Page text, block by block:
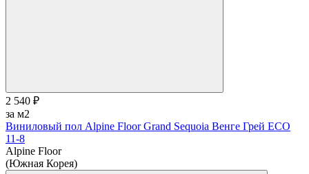
2 540 ₽
за м2
Виниловый пол Alpine Floor Grand Sequoia Венге Грей ECO
11-8
Alpine Floor
(Южная Корея)